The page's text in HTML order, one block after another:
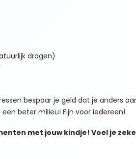
drogen)
bespaar je geld dat je anders
beter milieu! Fijn voor iedereen!
met jouw kindje! Voel je